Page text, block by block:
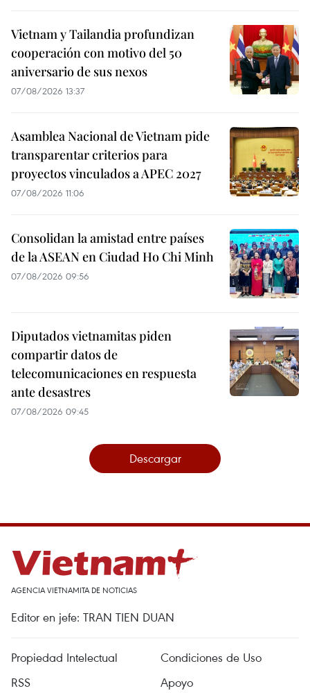
Vietnam y Tailandia profundizan
cooperación con motivo del 50
aniversario de sus nexos
07/08/2026 13:37
Asamblea Nacional de Vietnam pide
transparentar criterios para
proyectos vinculados a APEC 2027
07/08/2026 11:06
Consolidan la amistad entre países
de la ASEAN en Ciudad Ho Chi Minh
07/08/2026 09:56
Diputados vietnamitas piden
compartir datos de
telecomunicaciones en respuesta
ante desastres
07/08/2026 09:45
Descargar
AGENCIA VIETNAMITA DE NOTICIAS
Editor en jefe: TRAN TIEN DUAN
Propiedad Intelectual
Condiciones de Uso
RSS
Apoyo